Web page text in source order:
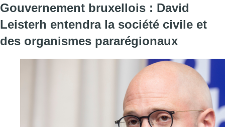
Gouvernement bruxellois : David
Leisterh entendra la société civile et
des organismes pararégionaux